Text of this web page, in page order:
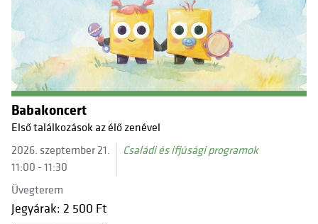
Babakoncert
Első találkozások az élő zenével
2026. szeptember 21.
11:00 - 11:30
Családi és ifjúsági programok
Üvegterem
Jegyárak: 2 500 Ft